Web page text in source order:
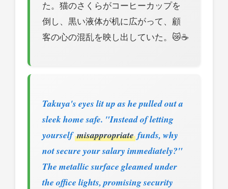
た。猫のさくらがコーヒーカップを
倒し、黒い液体が机に広がって、顧
客の心の混乱を映し出していた。😿☕
Takuya's eyes lit up as he pulled out a
sleek home safe. "Instead of letting
yourself misappropriate funds, why
not secure your salary immediately?"
The metallic surface gleamed under
the office lights, promising security